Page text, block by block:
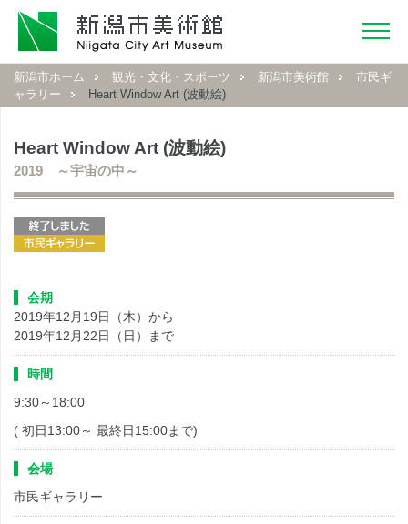
新潟市ホーム 観光・文化・スポーツ 新潟市美術館
市民ギ
ャラリー
Heart Window Art (波動絵)
Heart Window Art (波動絵)
2019 ～宇宙の中～
会期
2019年12月19日（木）から
2019年12月22日（日）まで
時間
9:30～18:00
( 初日13:00～ 最終日15:00まで)
会場
市民ギャラリー